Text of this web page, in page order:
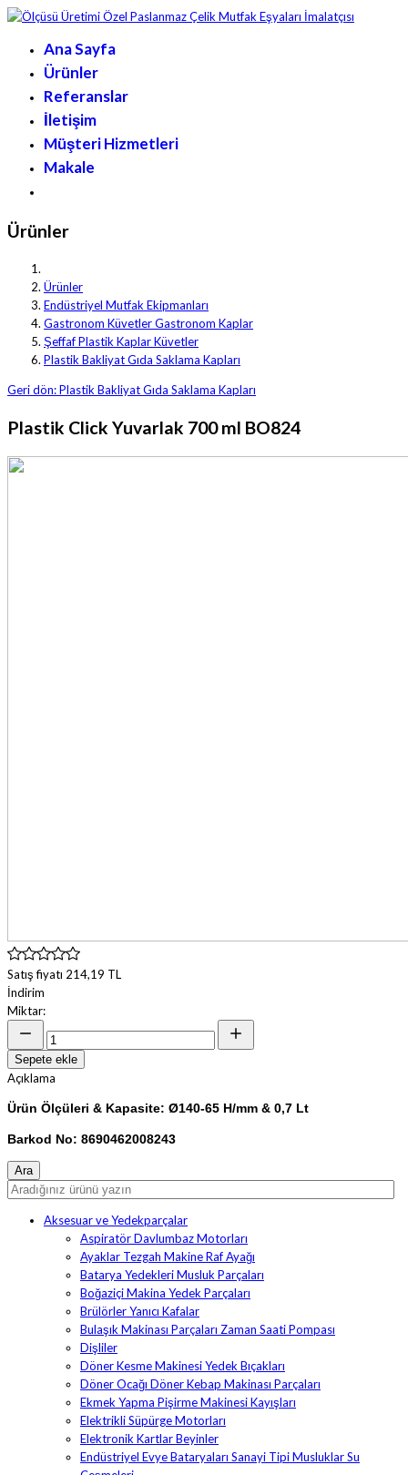
Ana Sayfa
Ürünler
Referanslar
İletişim
Müşteri Hizmetleri
Makale
Ürünler
Ürünler
Endüstriyel Mutfak Ekipmanları
Gastronom Küvetler Gastronom Kaplar
Şeffaf Plastik Kaplar Küvetler
Plastik Bakliyat Gıda Saklama Kapları
Geri dön: Plastik Bakliyat Gıda Saklama Kapları
Plastik Click Yuvarlak 700 ml BO824
Satış fiyatı 214,19 TL
İndirim
Miktar:
Sepete ekle
Açıklama
Ürün Ölçüleri & Kapasite: Ø140-65 H/mm & 0,7 Lt
Barkod No: 8690462008243
Aksesuar ve Yedekparçalar
Aspiratör Davlumbaz Motorları
Ayaklar Tezgah Makine Raf Ayağı
Batarya Yedekleri Musluk Parçaları
Boğaziçi Makina Yedek Parçaları
Brülörler Yanıcı Kafalar
Bulaşık Makinası Parçaları Zaman Saati Pompası
Dişliler
Döner Kesme Makinesi Yedek Bıçakları
Döner Ocağı Döner Kebap Makinası Parçaları
Ekmek Yapma Pişirme Makinesi Kayışları
Elektrikli Süpürge Motorları
Elektronik Kartlar Beyinler
Endüstriyel Evye Bataryaları Sanayi Tipi Musluklar Su